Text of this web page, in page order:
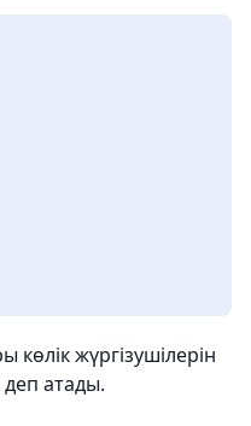
жүргізушілерін
деп атады.